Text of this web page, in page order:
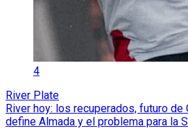
4
River Plate
River hoy: los recuperados, futuro de
define Almada y el problema para la